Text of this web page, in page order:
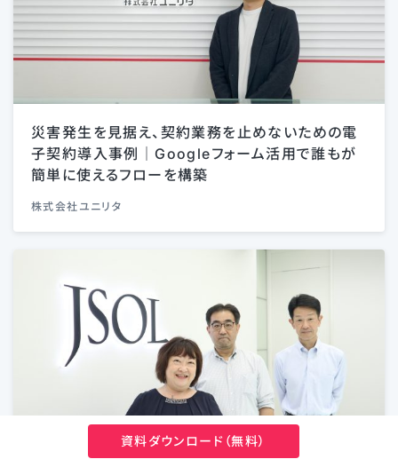
災害発生を見据え、契約業務を止めないための電
子契約導入事例｜Googleフォーム活用で誰もが
簡単に使えるフローを構築
株式会社ユニリタ
資料ダウンロード（無料）